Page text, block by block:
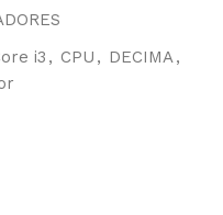
i3 , CPU , DECIMA,